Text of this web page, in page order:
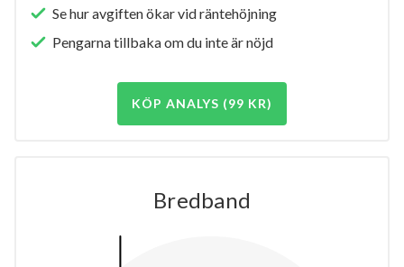
Se hur avgiften ökar vid räntehöjning
Pengarna tillbaka om du inte är nöjd
KÖP ANALYS (99 KR)
Bredband